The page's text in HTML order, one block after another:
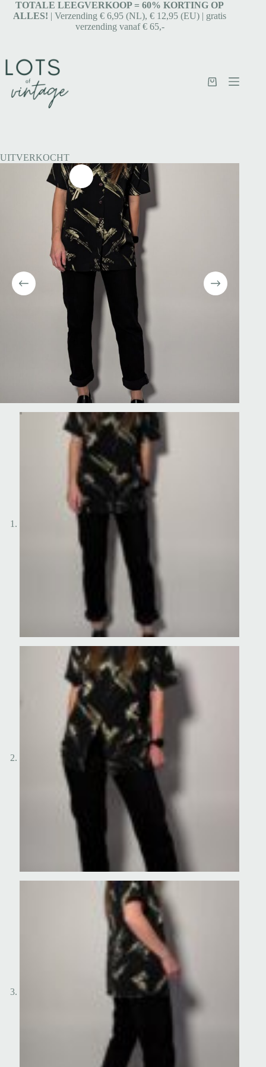
TOTALE LEEGVERKOOP = 60% KORTING OP
ALLES! | Verzending € 6,95 (NL), € 12,95 (EU) | gratis
verzending vanaf € 65,-
UITVERKOCHT